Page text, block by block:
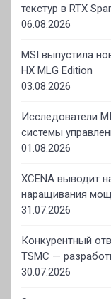
текстур в RTX
06.08.2026
MSI выпустила
HX MLG Edition
03.08.2026
Исследователи
системы
01.08.2026
XCENA выводит
наращивания
31.07.2026
Конкурентный
TSMC —
30.07.2026